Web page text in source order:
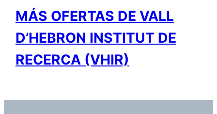
MÁS OFERTAS DE VALL
D’HEBRON INSTITUT DE
RECERCA (VHIR)